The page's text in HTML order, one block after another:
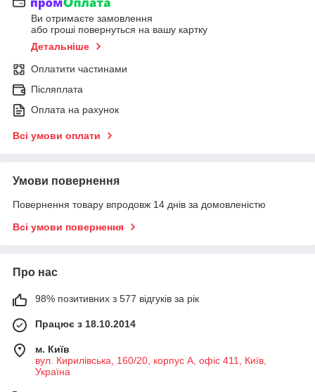
Ви отримаєте замовлення
або гроші повернуться на вашу картку
Детальніше
Оплатити частинами
Післяплата
Оплата на рахунок
Всі умови оплати
Умови повернення
Повернення товару впродовж 14 днів за домовленістю
Всі умови повернення
Про нас
98% позитивних з 577 відгуків за рік
Працює з 18.10.2014
м. Київ
вул. Кирилівська, 160/20, корпус А, офіс 411, Київ,
Україна